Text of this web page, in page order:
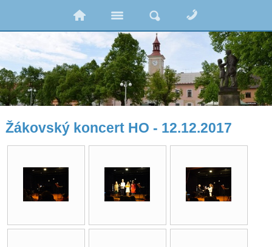
Žákovský koncert HO - 12.12.2017